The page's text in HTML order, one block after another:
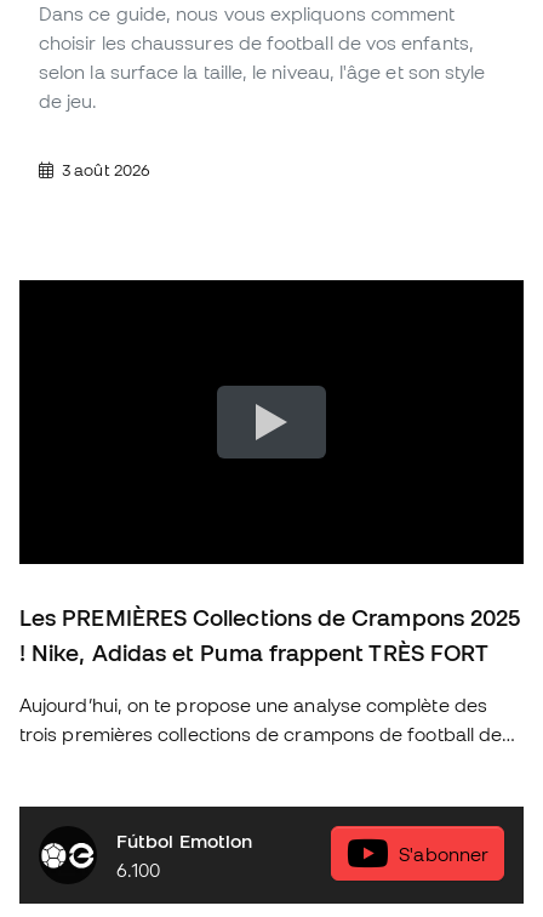
Dans ce guide, nous vous expliquons comment
choisir les chaussures de football de vos enfants,
selon la surface la taille, le niveau, l'âge et son style
de jeu.
3 août 2026
Les PREMIÈRES Collections de Crampons 2025
! Nike, Adidas et Puma frappent TRÈS FORT
Aujourd’hui, on te propose une analyse complète des
trois premières collections de crampons de football de
technologies qui révolutionnent le jeu et quels sont les
crampons idéaux pour chaque type de joueur. As-tu déjà
ton modèle préféré ? Donne-nous ton avis en
commentaire et n’oublie pas de t’abonner pour plus de
Fútbol Emotion
6.100
S'abonner